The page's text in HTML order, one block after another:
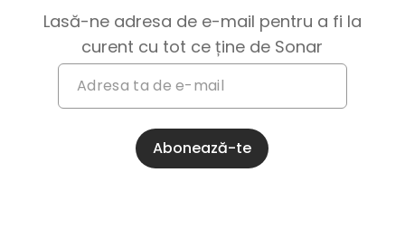
Lasă-ne adresa de e-mail pentru a fi la
curent cu tot ce ține de Sonar
Abonează-te